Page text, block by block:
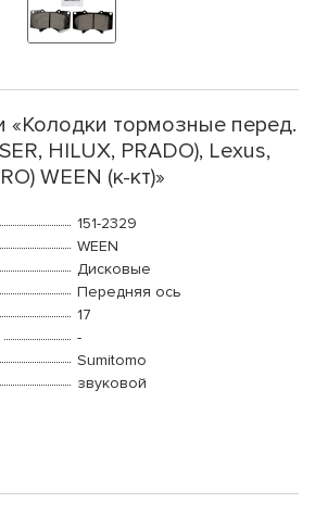
«Колодки тормозные перед.
HILUX, PRADO), Lexus,
WEEN (к-кт)»
151-2329
WEEN
Дисковые
Передняя ось
17
-
Sumitomo
звуковой